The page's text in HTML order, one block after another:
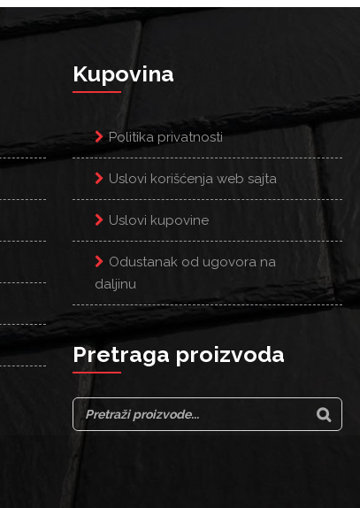
Kupovina
Politika privatnosti
Uslovi korišćenja web sajta
Uslovi kupovine
Odustanak od ugovora na
daljinu
Pretraga proizvoda